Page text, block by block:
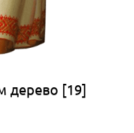
дерево [19]